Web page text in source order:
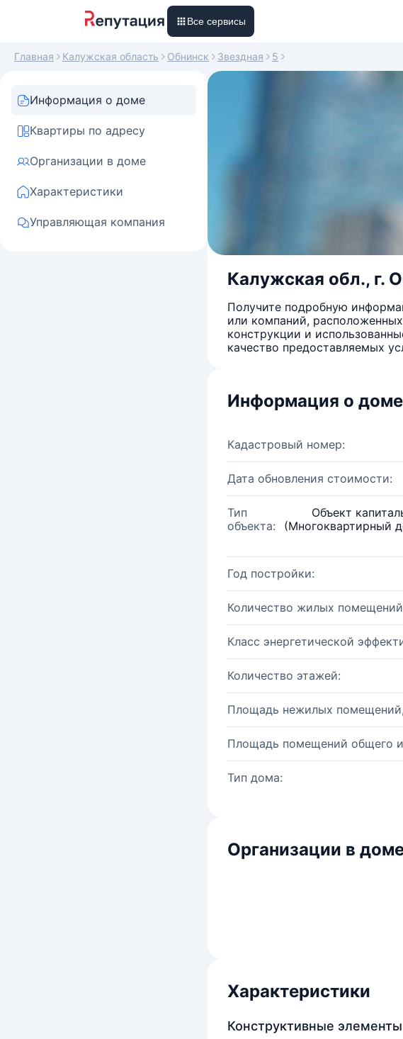
Все сервисы
Главная Калужская область Обнинск Звездная 5
Информация о доме
Квартиры по адресу
Организации в доме
Характеристики
Управляющая компания
Калужская обл., г.
Получите подробную
или компаний,
конструкции и
качество предоставляемых
Информация о доме
Кадастровый номер:
Дата обновления стоимости:
Тип
объекта:
Объект
(Многоквартирный
Год постройки:
Количество жилых
Класс энергетической
Количество этажей:
Площадь нежилых
Площадь помещений общего
Тип дома:
Организации в
Характеристики
Конструктивные элементы